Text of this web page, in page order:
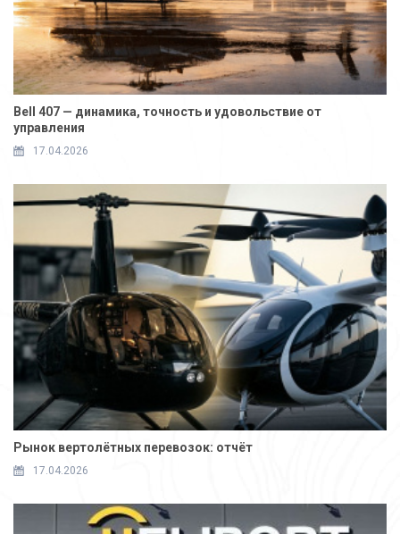
Bell 407 — динамика, точность и удовольствие от
управления
17.04.2026
Рынок вертолётных перевозок: отчёт
17.04.2026